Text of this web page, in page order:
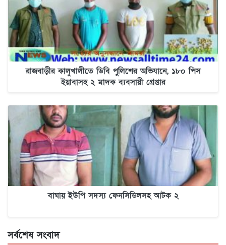
রাজবাড়ীর কালুখালীতে ডিবি পুলিশের অভিযানে, ১৮০ পিস
ইয়াবাসহ ২ মাদক ব্যবসায়ী গ্রেপ্তার
বাঘায় ইউপি সদস্য ফেনসিডিলসহ আটক ২
সর্বশেষ সংবাদ